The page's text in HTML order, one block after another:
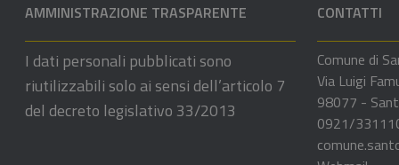
AMMINISTRAZIONE TRASPARENTE
I dati personali pubblicati sono
riutilizzabili solo ai sensi dell’articolo 7
del decreto legislativo 33/2013
CONTATTI
Comune di
Via Luigi
98077 -
0921/